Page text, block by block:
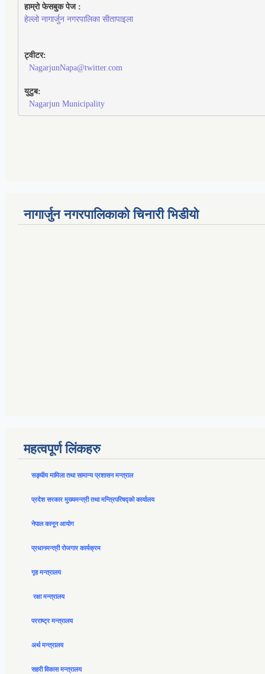
हाम्रो फेसबुक पेज :
हेल्लो नागार्जुन नगरपालिका सीतापाइला
ट्वीटर:
NagarjunNapa@twitter.com
युटुब:
Nagarjun Municipality
नागार्जुन नगरपालिकाको चिनारी भिडीयो
महत्वपूर्ण लिंकहरु
सङ्घीय मामिला तथा सामान्य प्रशासन मन्त्राल
प्रदेश सरकार मुख्यमन्त्री तथा मन्त्रिपरिषद्को कार्यालय
नेपाल कानून आयोग
प्रधानमन्त्री रोजगार कार्यक्रम
गृह मन्त्रालय
रक्षा मन्त्रालय
परराष्ट्र मन्त्रालय
अर्थ मन्त्रालय
सहरी विकास मन्त्रालय